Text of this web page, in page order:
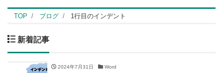
TOP ブログ 1行目のインデント
新着記事
2024年7月31日 Word